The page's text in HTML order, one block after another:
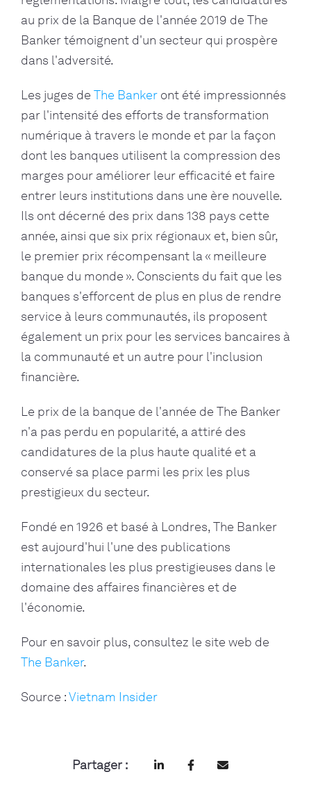
au prix de la Banque de l'année 2019 de The
Banker témoignent d'un secteur qui prospère
dans l'adversité.
Les juges de The Banker ont été impressionnés
par l'intensité des efforts de transformation
numérique à travers le monde et par la façon
dont les banques utilisent la compression des
marges pour améliorer leur efficacité et faire
entrer leurs institutions dans une ère nouvelle.
Ils ont décerné des prix dans 138 pays cette
année, ainsi que six prix régionaux et, bien sûr,
le premier prix récompensant la « meilleure
banque du monde ». Conscients du fait que les
banques s'efforcent de plus en plus de rendre
service à leurs communautés, ils proposent
également un prix pour les services bancaires à
la communauté et un autre pour l'inclusion
financière.
Le prix de la banque de l'année de The Banker
n'a pas perdu en popularité, a attiré des
candidatures de la plus haute qualité et a
conservé sa place parmi les prix les plus
prestigieux du secteur.
Fondé en 1926 et basé à Londres, The Banker
est aujourd'hui l'une des publications
internationales les plus prestigieuses dans le
domaine des affaires financières et de
l'économie.
Pour en savoir plus, consultez le site web de
The Banker.
Source :Vietnam Insider
Partager :